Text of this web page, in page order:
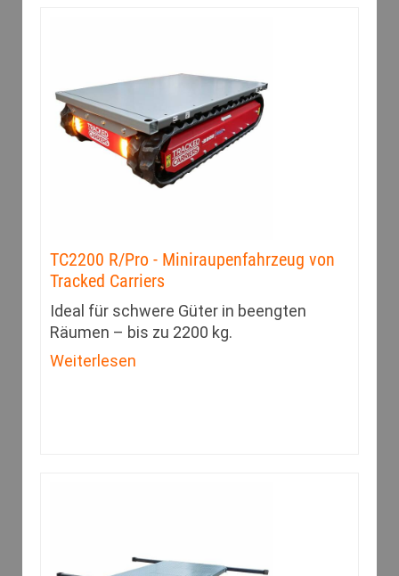
TC2200 R/Pro - Miniraupenfahrzeug von
Tracked Carriers
Ideal für schwere Güter in beengten
Räumen – bis zu 2200 kg.
Weiterlesen